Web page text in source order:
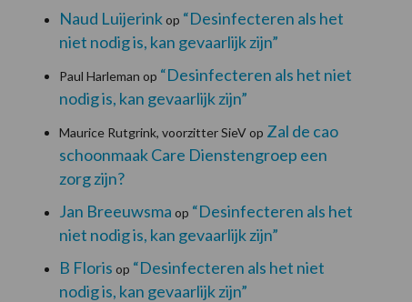
Naud Luijerinkop “Desinfecteren als het
niet nodig is, kan gevaarlijk zijn”
Paul Harleman op “Desinfecteren als het niet
nodig is, kan gevaarlijk zijn”
Maurice Rutgrink, voorzitter SieVop Zal de cao
schoonmaak Care Dienstengroep een
zorg zijn?
Jan Breeuwsma op “Desinfecteren als het
niet nodig is, kan gevaarlijk zijn”
B Floris op “Desinfecteren als het niet
nodig is, kan gevaarlijk zijn”